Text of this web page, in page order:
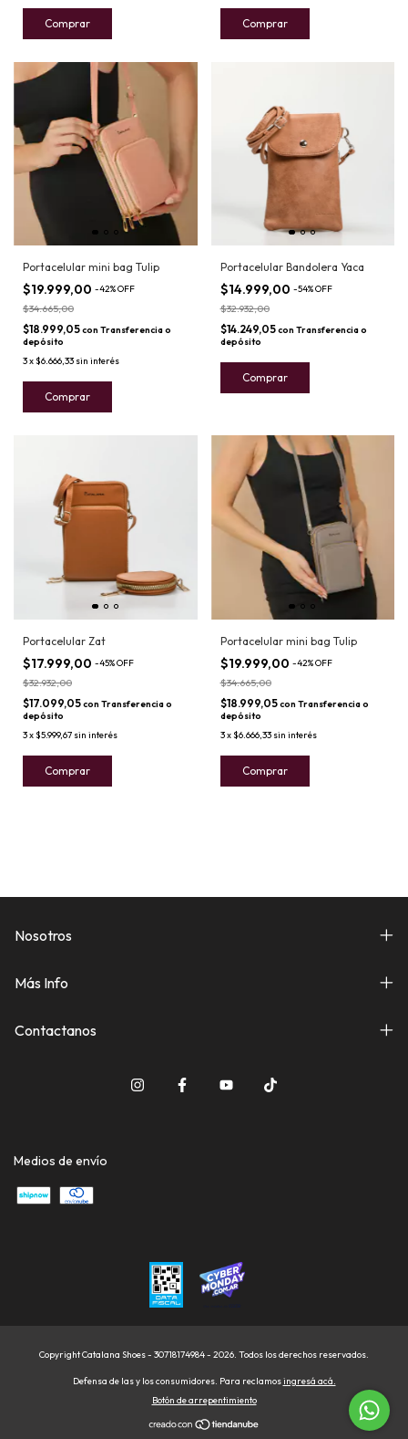
Comprar Comprar
Portacelular mini bag Tulip
$19.999,00 -42%OFF
$34.665,00
$18.999,05con Transferencia o
depósito
3x$6.666,33 sin interés
Comprar
Portacelular Bandolera Yaca
$14.999,00 -54%OFF
$32.932,00
$14.249,05con Transferencia o
depósito
Comprar
Portacelular Zat
$17.999,00 -45%OFF
$32.932,00
$17.099,05con Transferencia o
depósito
3x$5.999,67 sin interés
Comprar
Portacelular mini bag Tulip
$19.999,00 -42%OFF
$34.665,00
$18.999,05con Transferencia o
depósito
3x$6.666,33 sin interés
Comprar
Nosotros
Más Info
Contactanos
Medios de envío
Copyright Catalana Shoes - 30718174984 - 2026. Todos los derechos reservados.
Defensa de las y los consumidores. Para reclamosingresá acá.
Botón de arrepentimiento